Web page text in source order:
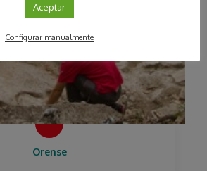
Orense
Aceptar
Configurar manualmente